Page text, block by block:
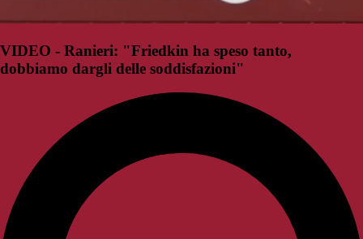
VIDEO - Ranieri: "Friedkin ha speso tanto,
dobbiamo dargli delle soddisfazioni"